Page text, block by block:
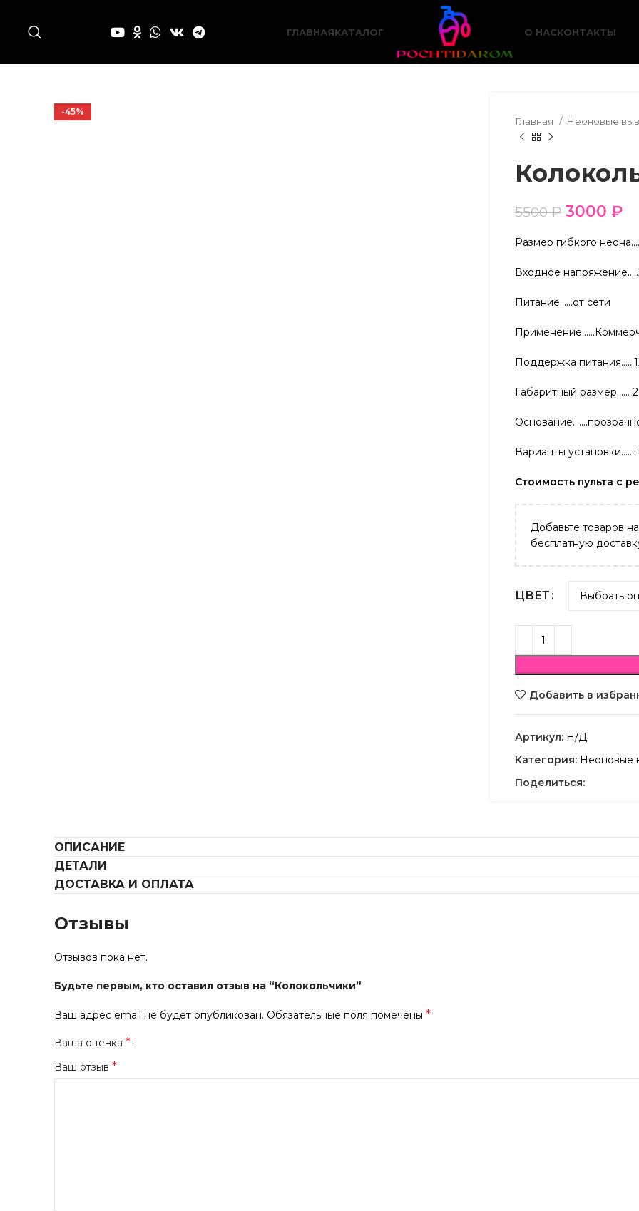
ГЛАВНАЯКАТАЛОГ О НАСКОНТАКТЫ
-45%
Главная Неоновые
5500₽ 3000 ₽
Размер гибкого
Входное
Питание……от сети
Поддержка
Габаритный размер……
Варианты
Стоимость пульта с
Добавьте товаров
бесплатную
ЦВЕТ
Добавить в
Артикул: Н/Д
Категория: Неоновые
Поделиться:
ОПИСАНИЕ
ДЕТАЛИ
ДОСТАВКА И ОПЛАТА
Отзывы
Отзывов пока нет.
Будьте первым, кто оставил отзыв на “Колокольчики”
Ваш адрес email не будет опубликован. Обязательные поля помечены *
Ваша оценка *
Ваш отзыв *